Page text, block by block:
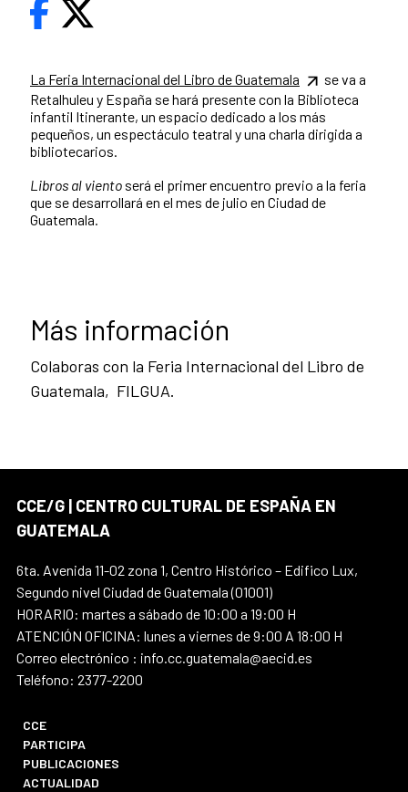
La Feria Internacional del Libro de Guatemala
se va a
Retalhuleu y España se hará presente con la Biblioteca
infantil Itinerante, un espacio dedicado a los más
pequeños, un espectáculo teatral y una charla dirigida a
bibliotecarios.
Libros al viento será el primer encuentro previo a la feria
que se desarrollará en el mes de julio en Ciudad de
Guatemala.
Más información
Colaboras con la Feria Internacional del Libro de
Guatemala, FILGUA.
CCE/G | CENTRO CULTURAL DE ESPAÑA EN
GUATEMALA
6ta. Avenida 11-02 zona 1, Centro Histórico – Edifico Lux,
Segundo nivel Ciudad de Guatemala (01001)
HORARIO: martes a sábado de 10:00 a 19:00 H
ATENCIÓN OFICINA: lunes a viernes de 9:00 A 18:00 H
Correo electrónico : info.cc.guatemala@aecid.es
Teléfono: 2377-2200
CCE
PARTICIPA
PUBLICACIONES
ACTUALIDAD